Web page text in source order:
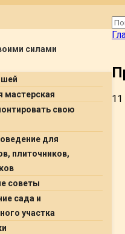
силами
мастерская
свою
для
плиточников,
советы
сада и
участка
11